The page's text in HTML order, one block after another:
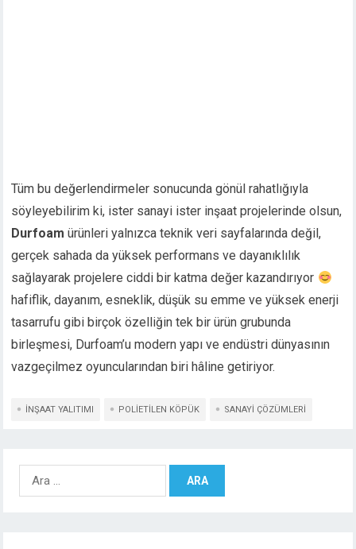
Tüm bu değerlendirmeler sonucunda gönül rahatlığıyla
söyleyebilirim ki, ister sanayi ister inşaat projelerinde olsun,
Durfoam ürünleri yalnızca teknik veri sayfalarında değil,
gerçek sahada da yüksek performans ve dayanıklılık
sağlayarak projelere ciddi bir katma değer kazandırıyor
hafiflik, dayanım, esneklik, düşük su emme ve yüksek enerji
tasarrufu gibi birçok özelliğin tek bir ürün grubunda
birleşmesi, Durfoam’u modern yapı ve endüstri dünyasının
vazgeçilmez oyuncularından biri hâline getiriyor.
INŞAAT YALITIMI POLIETILEN KÖPÜK SANAYI ÇÖZÜMLERI
Arama: